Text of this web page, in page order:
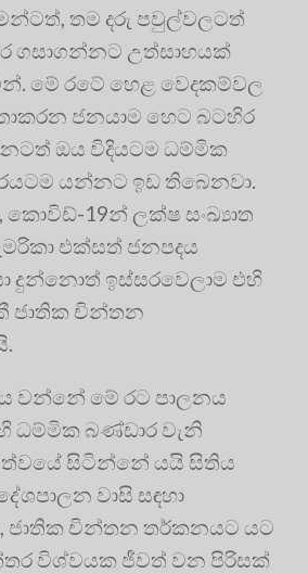
තම දරු පවුල්වලටත්
ගසාගන්නට උත්සාහයක්
මේ රටේ හෙළ වෙදකම්වල
ජනයාම හෙට බටහිර
ඔය විදියටම ධම්මික
යන්නට ඉඩ තිබෙනවා.
19න් ලක්ෂ සංඛ්‍යාත
එක්සත් ජනපදය
දුන්නොත් ඉස්සරවෙලාම එහි
ජාතික චින්තන
වන්නේ මේ රට පාලනය
ධම්මික බණ්ඩාර වැනි
සිටින්නේ යයි සිතිය
වාසි සඳහා
ජාතික චින්තන තර්කනයට යට
විශ්වයක ජීවත් වන පිරිසක්